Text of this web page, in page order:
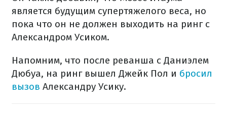
является будущим супертяжелого веса, но
пока что он не должен выходить на ринг с
Александром Усиком.
Напомним, что после реванша с Даниэлем
Дюбуа, на ринг вышел Джейк Пол и бросил
вызов Александру Усику.